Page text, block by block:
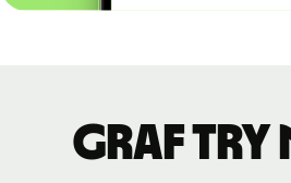
graf TRY